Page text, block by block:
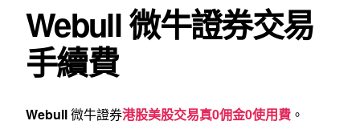
Webull 微牛證券交易
手續費
Webull微牛證券港股美股交易真0佣金0使用費 。